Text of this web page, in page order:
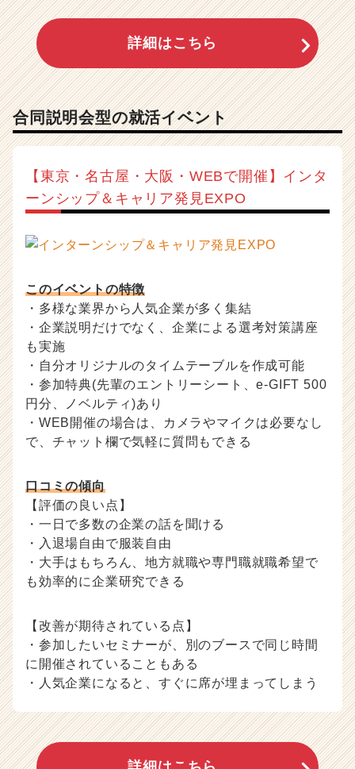
詳細はこちら
合同説明会型の就活イベント
【東京・名古屋・大阪・WEBで開催】インタ
ーンシップ＆キャリア発見EXPO
このイベントの特徴
・多様な業界から人気企業が多く集結
・企業説明だけでなく、企業による選考対策講座
も実施
・自分オリジナルのタイムテーブルを作成可能
・参加特典(先輩のエントリーシート、e-GIFT 500
円分、ノベルティ)あり
・WEB開催の場合は、カメラやマイクは必要なし
で、チャット欄で気軽に質問もできる
口コミの傾向
【評価の良い点】
・一日で多数の企業の話を聞ける
・入退場自由で服装自由
・大手はもちろん、地方就職や専門職就職希望で
も効率的に企業研究できる
【改善が期待されている点】
・参加したいセミナーが、別のブースで同じ時間
に開催されていることもある
・人気企業になると、すぐに席が埋まってしまう